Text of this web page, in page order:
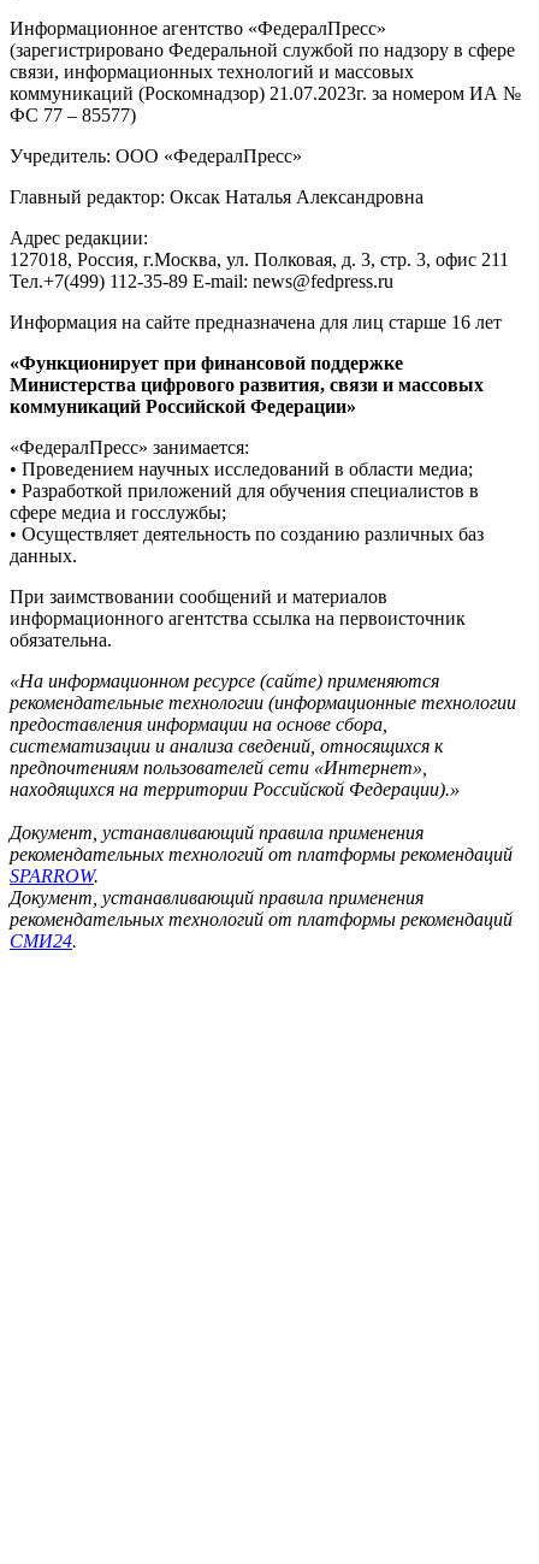
Информационное агентство «ФедералПресс»
(зарегистрировано Федеральной службой по надзору в сфере
связи, информационных технологий и массовых
коммуникаций (Роскомнадзор) 21.07.2023г. за номером ИА №
ФС 77 – 85577)
Учредитель: ООО «ФедералПресс»
Главный редактор: Оксак Наталья Александровна
Адрес редакции:
127018, Россия, г.Москва, ул. Полковая, д. 3, стр. 3, офис 211
Тел.+7(499) 112-35-89 E-mail: news@fedpress.ru
Информация на сайте предназначена для лиц старше 16 лет
«Функционирует при финансовой поддержке
Министерства цифрового развития, связи и массовых
коммуникаций Российской Федерации»
«ФедералПресс» занимается:
• Проведением научных исследований в области медиа;
• Разработкой приложений для обучения специалистов в
сфере медиа и госслужбы;
• Осуществляет деятельность по созданию различных баз
данных.
При заимствовании сообщений и материалов
информационного агентства ссылка на первоисточник
обязательна.
«На информационном ресурсе (сайте) применяются
рекомендательные технологии (информационные технологии
предоставления информации на основе сбора,
систематизации и анализа сведений, относящихся к
предпочтениям пользователей сети «Интернет»,
находящихся на территории Российской Федерации).»
Документ, устанавливающий правила применения
рекомендательных технологий от платформы рекомендаций
SPARROW.
Документ, устанавливающий правила применения
рекомендательных технологий от платформы рекомендаций
СМИ24.